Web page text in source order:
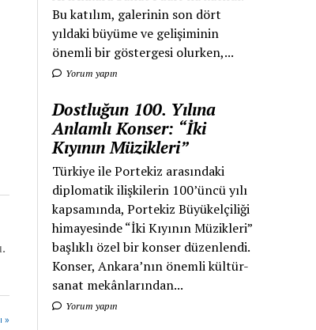
»
Bu katılım, galerinin son dört
yıldaki büyüme ve gelişiminin
önemli bir göstergesi olurken,...
Yorum yapın
Dostluğun 100. Yılına
Anlamlı Konser: “İki
Kıyının Müzikleri”
Türkiye ile Portekiz arasındaki
diplomatik ilişkilerin 100’üncü yılı
kapsamında, Portekiz Büyükelçiliği
himayesinde “İki Kıyının Müzikleri”
başlıklı özel bir konser düzenlendi.
Konser, Ankara’nın önemli kültür-
sanat mekânlarından...
Yorum yapın